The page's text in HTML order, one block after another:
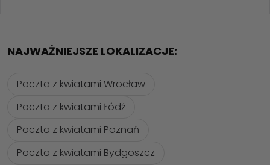
NAJWAŻNIEJSZE LOKALIZACJE:
Poczta z kwiatami Wrocław
Poczta z kwiatami Łódź
Poczta z kwiatami Poznań
Poczta z kwiatami Bydgoszcz